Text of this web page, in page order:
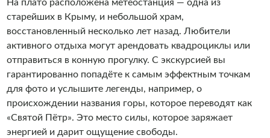
На плато расположена метеостанция — одна из
старейших в Крыму, и небольшой храм,
восстановленный несколько лет назад. Любители
активного отдыха могут арендовать квадроциклы или
отправиться в конную прогулку. С экскурсией вы
гарантированно попадёте к самым эффектным точкам
для фото и услышите легенды, например, о
происхождении названия горы, которое переводят как
«Святой Пётр». Это место силы, которое заряжает
энергией и дарит ощущение свободы.